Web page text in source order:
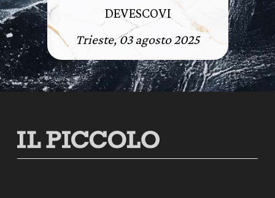
DEVESCOVI
Trieste, 03 agosto 2025